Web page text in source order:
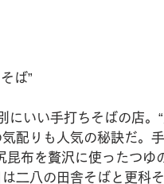
ば”
いい手打ちそばの店。
配りも人気の秘訣だ。
布を贅沢に使ったつゆ
二八の田舎そばと更科